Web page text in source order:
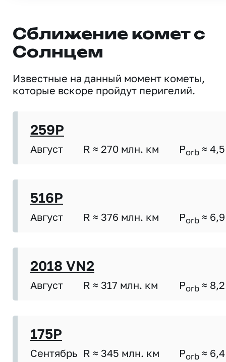
Сближение комет с
Солнцем
Известные на данный момент кометы,
которые вскоре пройдут перигелий.
259P
Август R ≈ 270 млн. км Porb ≈ 4,5
516P
Август R ≈ 376 млн. км Porb ≈ 6,9
2018 VN2
Август R ≈ 317 млн. км Porb ≈ 8,2
175P
Сентябрь R ≈ 345 млн. км Porb ≈ 6,4